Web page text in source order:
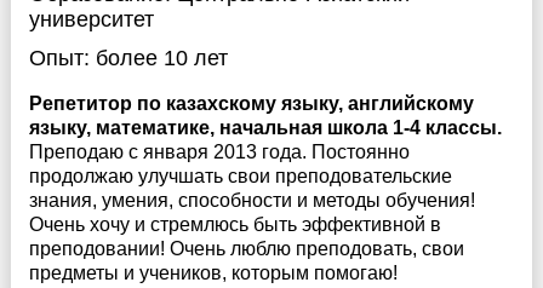
университет
Опыт: более 10 лет
Репетитор по казахскому языку, английскому
языку, математике, начальная школа 1-4 классы.
Преподаю с января 2013 года. Постоянно
продолжаю улучшать свои преподовательские
знания, умения, способности и методы обучения!
Очень хочу и стремлюсь быть эффективной в
преподовании! Очень люблю преподовать, свои
предметы и учеников, которым помогаю!